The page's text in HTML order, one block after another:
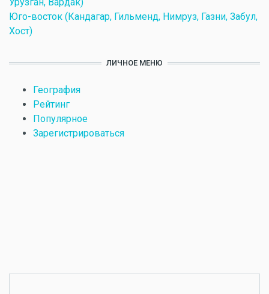
Юго-восток (Кандагар, Гильменд, Нимруз, Газни, Забул,
Хост)
ЛИЧНОЕ МЕНЮ
География
Рейтинг
Популярное
Зарегистрироваться